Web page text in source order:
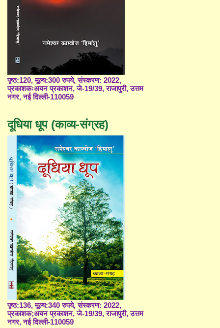
पृष्ठ:120, मूल्य:300 रुपये, संस्करण: 2022,
प्रकाशकःअयन प्रकाशन, जे-19/39, राजापुरी, उत्तम
नगर, नई दिल्ली-110059
दूधिया धूप (काव्य-संग्रह)
पृष्ठ:136, मूल्य:340 रुपये, संस्करण: 2022,
प्रकाशक;अयन प्रकाशन, जे-19/39, राजापुरी, उत्तम
नगर, नई दिल्ली-110059